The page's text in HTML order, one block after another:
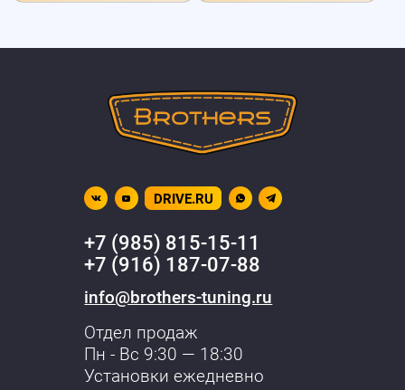
DRIVE.RU
+7 (985) 815-15-11
+7 (916) 187-07-88
info@brothers-tuning.ru
Отдел продаж
Пн - Вс 9:30 — 18:30
Установки ежедневно